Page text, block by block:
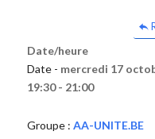
Date/heure
Date - mercredi 17
19:30 - 21:00
Groupe : AA-UNITE.BE